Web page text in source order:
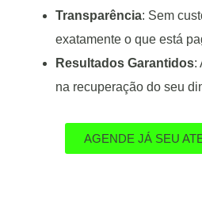
Transparência: Sem
exatamente o que está
Resultados Garantidos:
na recuperação do seu
AGENDE JÁ SEU